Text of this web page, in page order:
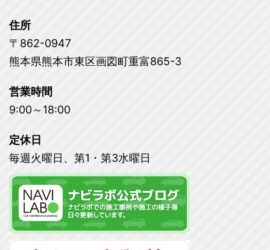
住所
〒862-0947
熊本県熊本市東区画図町重富865-3
営業時間
9:00～18:00
定休日
毎週火曜日、第1・第3水曜日